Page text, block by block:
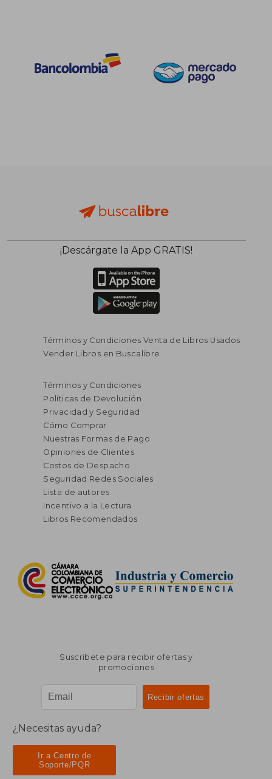
¡Descárgate la App GRATIS!
Términos y Condiciones Venta de Libros Usados
Vender Libros en Buscalibre
Términos y Condiciones
Políticas de Devolución
Privacidad y Seguridad
Cómo Comprar
Nuestras Formas de Pago
Opiniones de Clientes
Costos de Despacho
Seguridad Redes Sociales
Lista de autores
Incentivo a la Lectura
Libros Recomendados
Suscríbete para recibir ofertas y
promociones
¿Necesitas ayuda?
Ir a Centro de
Soporte/PQR